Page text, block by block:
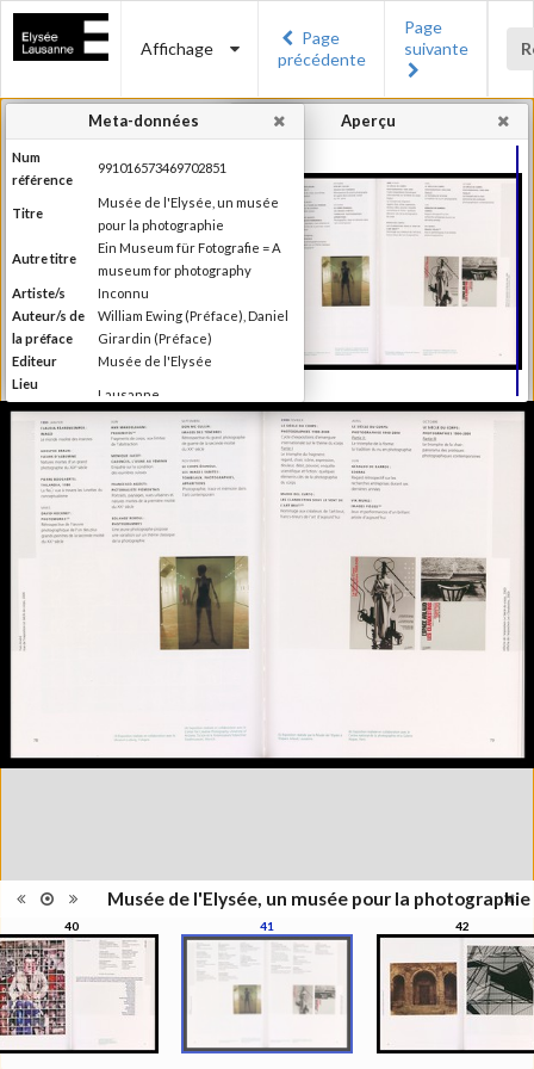
Affichage
Page
précédente
Page
suivante
Musée de l'Elysée, un musée pour la photographie
40 41 42
Aperçu
Meta-données
Num
référence
991016573469702851
Titre
Musée de l'Elysée, un musée
pour la photographie
Autre titre
Ein Museum für Fotografie = A
museum for photography
Artiste/s
Inconnu
Auteur/s de
la préface
William Ewing (Préface), Daniel
Girardin (Préface)
Editeur
Musée de l'Elysée
Lieu
d'édition
Lausanne
Date
d'édition
2007
Catégorie
Musées, colletions, expositions
Type de
reliure
Broché
Information
Couleur, Noir & Blanc
pages
Format
Langues
Français, Allemand, Anglais